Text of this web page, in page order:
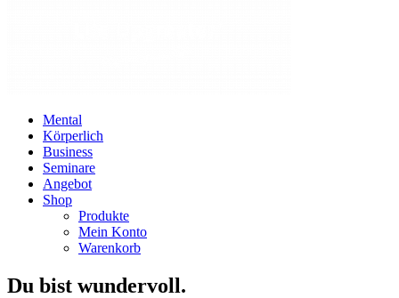
Mental
Körperlich
Business
Seminare
Angebot
Shop
Produkte
Mein Konto
Warenkorb
Du bist wundervoll.